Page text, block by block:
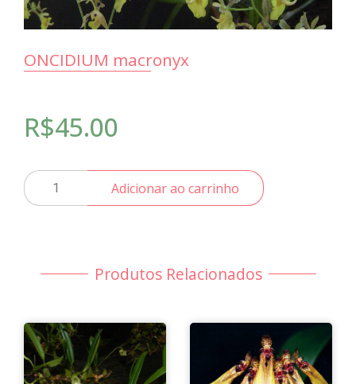
ONCIDIUM macronyx
R$45.00
ONCIDIUM
macronyx
Adicionar ao carrinho
Produtos Relacionados